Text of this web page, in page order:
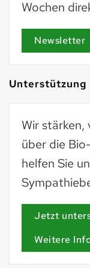
Wochen
Newsletter
Unterstützung
Wir stärken,
über die
helfen Sie
Jetzt
Weitere